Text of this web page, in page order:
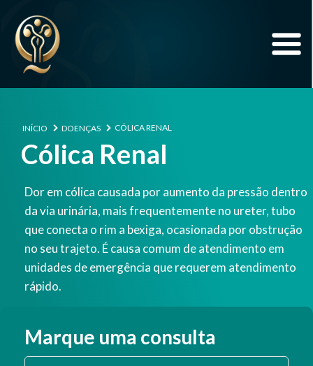
INÍCIO DOENÇAS CÓLICA RENAL
Cólica Renal
Dor em cólica causada por aumento da pressão dentro
da via urinária, mais frequentemente no ureter, tubo
que conecta o rim a bexiga, ocasionada por obstrução
no seu trajeto. É causa comum de atendimento em
unidades de emergência que requerem atendimento
rápido.
Marque uma consulta